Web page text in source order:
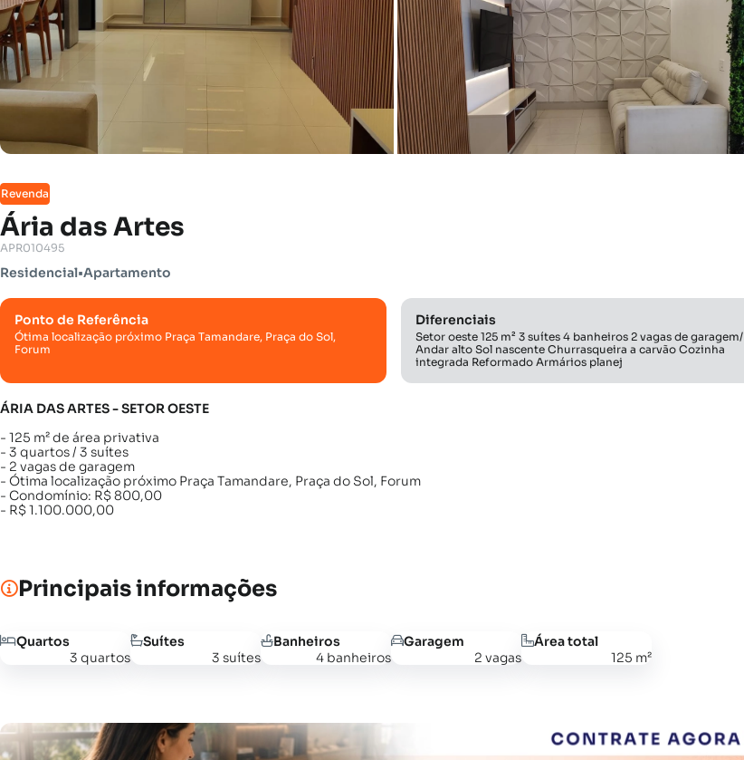
Revenda
Ária das Artes
APR010495
Residencial•Apartamento
Ponto de Referência
Ótima localização próximo Praça Tamandare, Praça do Sol,
Forum
Diferenciais
Setor oeste 125 m² 3 suítes 4 banheiros 2 vagas de garagem/
Andar alto Sol nascente Churrasqueira a carvão Cozinha
integrada Reformado Armários planej
ÁRIA DAS ARTES - SETOR OESTE
- 125 m² de área privativa
- 3 quartos / 3 suítes
- 2 vagas de garagem
- Ótima localização próximo Praça Tamandare, Praça do Sol, Forum
- Condomínio: R$ 800,00
- R$ 1.100.000,00
Principais informações
Quartos
3 quartos
Suítes
3 suítes
Banheiros
4 banheiros
Garagem
2 vagas
Área total
125 m²